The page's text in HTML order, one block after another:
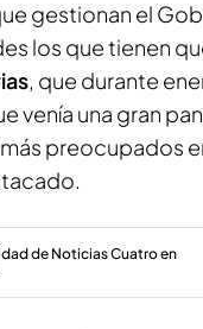
gestionan el
los que tienen
, que durante
venía una gran
preocupados
de Noticias Cuatro en